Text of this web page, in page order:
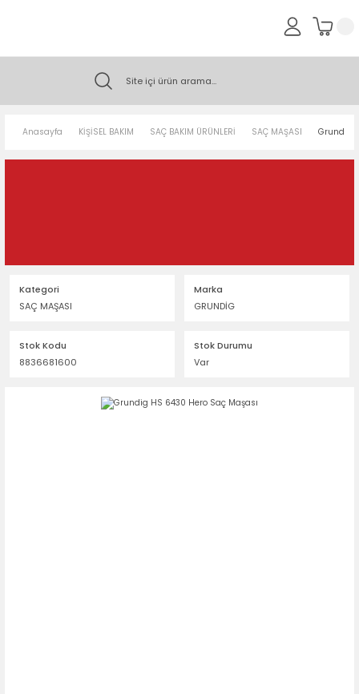
Anasayfa KİŞİSEL BAKIM SAÇ BAKIM ÜRÜNLERİ SAÇ MAŞASI Grundig
Kategori
SAÇ MAŞASI
Marka
GRUNDİG
Stok Kodu
8836681600
Stok Durumu
Var